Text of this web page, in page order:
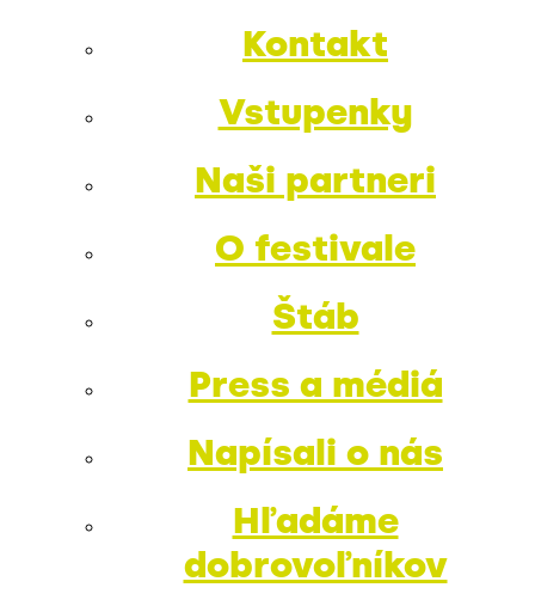
Kontakt
Vstupenky
Naši partneri
O festivale
Štáb
Press a médiá
Napísali o nás
Hľadáme
dobrovoľníkov